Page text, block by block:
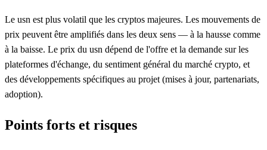
Le usn est plus volatil que les cryptos majeures. Les mouvements de
prix peuvent être amplifiés dans les deux sens — à la hausse comme
à la baisse. Le prix du usn dépend de l'offre et la demande sur les
plateformes d'échange, du sentiment général du marché crypto, et
des développements spécifiques au projet (mises à jour, partenariats,
adoption).
Points forts et risques